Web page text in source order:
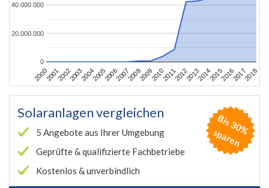
2000200120022003200420052006200720082009201020112012201320142015201620172018
0
20.000.000
40.000.000
Solaranlagen vergleichen
5 Angebote aus Ihrer Umgebung
Geprüfte & qualifizierte Fachbetriebe
Kostenlos & unverbindlich
B
is
3
0
%
s
p
a
r
e
n